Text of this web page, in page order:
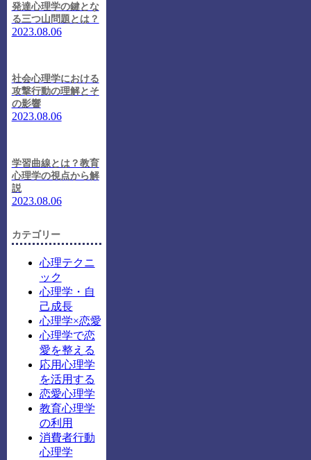
発達心理学の鍵とな
る三つ山問題とは？
2023.08.06
社会心理学における
攻撃行動の理解とそ
の影響
2023.08.06
学習曲線とは？教育
心理学の視点から解
説
2023.08.06
カテゴリー
心理テクニ
ック
心理学・自
己成長
心理学×恋愛
心理学で恋
愛を整える
応用心理学
を活用する
恋愛心理学
教育心理学
の利用
消費者行動
心理学